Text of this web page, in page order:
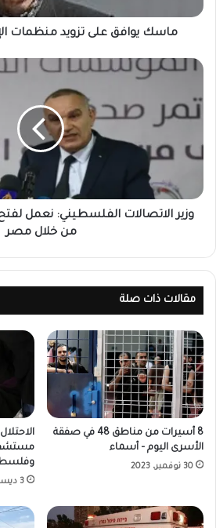
ماسك يوافق على تزويد منظمات
وزير الاتصالات الفلسطيني: نعمل
من خلال مصر
مقالات ذات صلة
8 أسيرات من مناطق 48 في صفقة
الأسرى اليوم – أسماء
30 نوفمبر، 2023
3 ديسمبر، 2024